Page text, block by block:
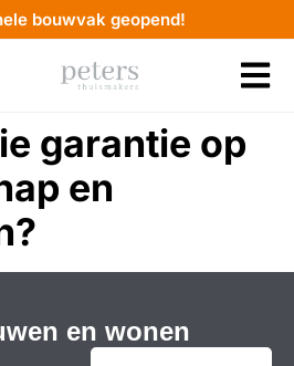
bouwvak geopend!
garantie op
en
en wonen